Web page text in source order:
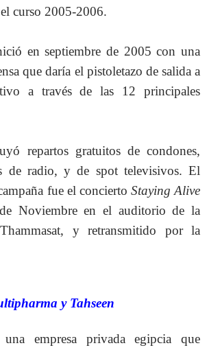
curso 2005-2006.
en septiembre de 2005 con una
que daría el pistoletazo de salida a
a través de las 12 principales
repartos gratuitos de condones,
de radio, y de spot televisivos. El
fue el concierto Staying Alive
Noviembre en el auditorio de la
y retransmitido por la
y Tahseen
empresa privada egipcia que